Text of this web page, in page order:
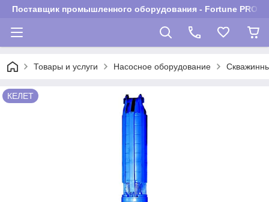
Поставщик промышленного оборудования - Fortune PROM
Товары и услуги Насосное оборудование
КЕЛЕТ